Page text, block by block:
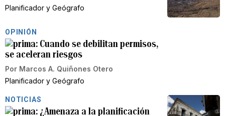
Planificador y Geógrafo
OPINIÓN
Cuando se debilitan permisos,
se aceleran riesgos
Por Marcos A. Quiñones Otero
Planificador y Geógrafo
NOTICIAS
¿Amenaza a la planificación